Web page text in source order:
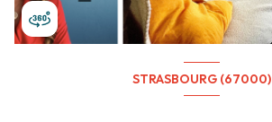
STRASBOURG (67000)